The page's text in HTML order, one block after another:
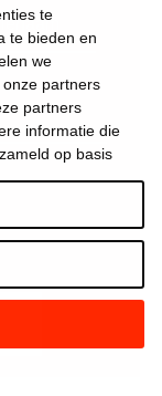
te
te bieden en
we
partners
partners
informatie die
op basis